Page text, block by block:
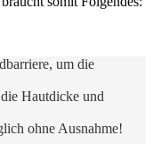
um die
Hautdicke und
ohne Ausnahme!